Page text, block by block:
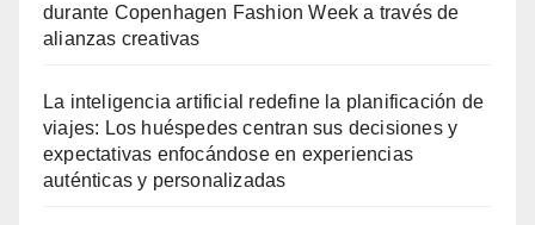
durante Copenhagen Fashion Week a través de
alianzas creativas
La inteligencia artificial redefine la planificación de
viajes: Los huéspedes centran sus decisiones y
expectativas enfocándose en experiencias
auténticas y personalizadas